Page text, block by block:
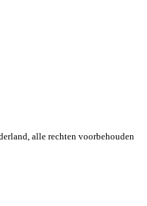
alle rechten voorbehouden